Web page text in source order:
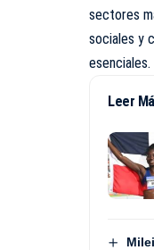
sectores
sociales y
esenciales.
Leer